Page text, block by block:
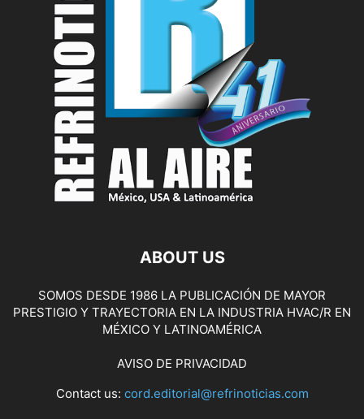
ABOUT US
SOMOS DESDE 1986 LA PUBLICACIÓN DE MAYOR
PRESTIGIO Y TRAYECTORIA EN LA INDUSTRIA HVAC/R EN
MÉXICO Y LATINOAMÉRICA
AVISO DE PRIVACIDAD
Contact us: cord.editorial@refrinoticias.com